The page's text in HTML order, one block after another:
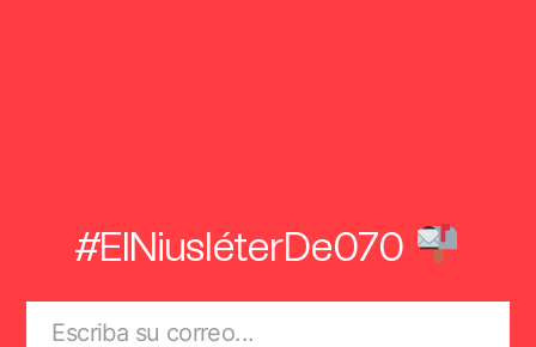
#ElNiusléterDe070